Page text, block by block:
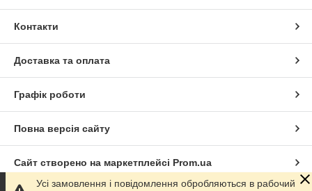
Контакти
Доставка та оплата
Графік роботи
Повна версія сайту
Сайт створено на маркетплейсі Prom.ua
Усі замовлення і повідомлення обробляються в рабочий